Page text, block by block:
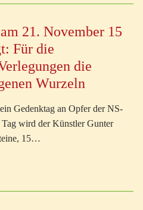
21. November 15
Für die
die
Wurzeln
Gedenktag an Opfer der NS-
wird der Künstler Gunter
15…